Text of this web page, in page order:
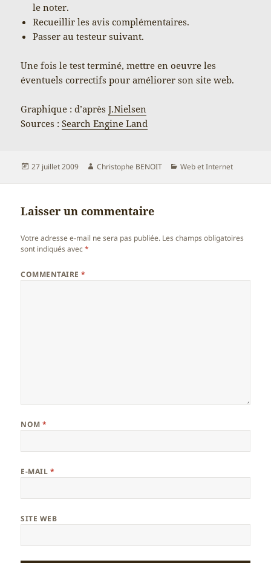
le noter.
Recueillir les avis complémentaires.
Passer au testeur suivant.
Une fois le test terminé, mettre en oeuvre les
éventuels correctifs pour améliorer son site web.
Graphique : d’aprèsJ.Nielsen
Sources :Search Engine Land
Publié
27 juillet 2009 Auteur
Christophe BENOIT Catégories
Web et Internet
Laisser un commentaire
Votre adresse e-mail ne sera pas publiée. Les champs obligatoires
sont indiqués avec*
COMMENTAIRE*
NOM*
E-MAIL *
SITE WEB